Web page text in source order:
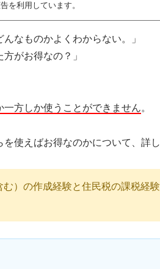
を利用しています。
なものかよくわからない。」
がお得なの？」
一方しか使うことができません。
使えばお得なのかについて、詳し
）の作成経験と住民税の課税経